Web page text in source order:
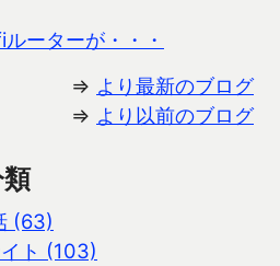
ーターが・・・
⇒ より最新のブログ
⇒ より以前のブログ
(63)
ト (103)